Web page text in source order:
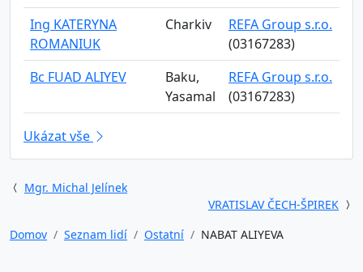
Ing KATERYNA
ROMANIUK
Charkiv
REFA Group s.r.o.
(03167283)
Bc FUAD ALIYEV
Baku,
Yasamal
REFA Group s.r.o.
(03167283)
Ukázat vše
Mgr. Michal Jelínek
VRATISLAV ČECH-ŠPIREK
Domov
Seznam lidí Ostatní NABAT ALIYEVA